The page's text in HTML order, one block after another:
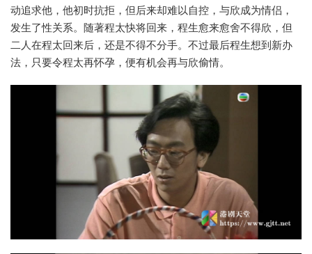
动追求他，他初时抗拒，但后来却难以自控，与欣成为情侣，
发生了性关系。随著程太快将回来，程生愈来愈舍不得欣，但
二人在程太回来后，还是不得不分手。不过最后程生想到新办
法，只要令程太再怀孕，便有机会再与欣偷情。